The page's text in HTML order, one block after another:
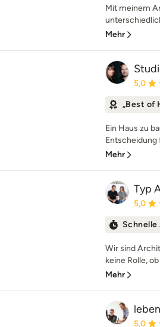
Mit meinem
Mehr
5,0
„Best of
Ein Haus zu
Entscheidung
Mehr
Typ
5,0
Wir sind
keine Rolle,
Mehr
5,0